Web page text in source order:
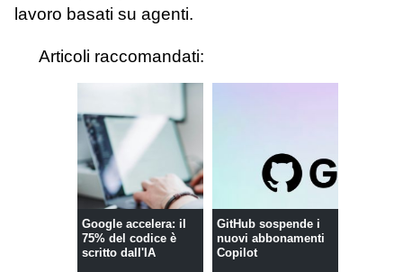
lavoro basati su agenti.
Articoli raccomandati:
Google accelera: il
75% del codice è
scritto dall'IA
GitHub sospende i
nuovi abbonamenti
Copilot